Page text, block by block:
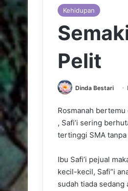
Kehidupan
Pelit
Dinda Bestari
Rosmanah bertemu
, Safi’i sering
tertinggi SMA
Ibu Safi’i pejual
kecil-kecil, Safi”i
sudah tiada sedang